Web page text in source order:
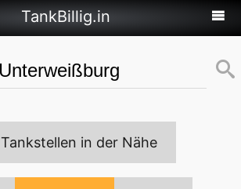
TankBillig.in
Tankstellen in der Nähe